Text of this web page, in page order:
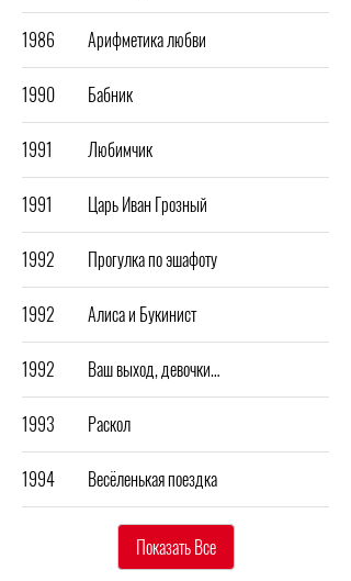
1986 Арифметика любви
1990 Бабник
1991 Любимчик
1991 Царь Иван Грозный
1992 Прогулка по эшафоту
1992 Алиса и Букинист
1992 Ваш выход, девочки…
1993 Раскол
1994 Весёленькая поездка
Показать Все